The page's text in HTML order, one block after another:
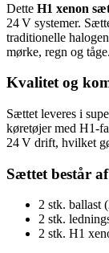
Dette H1 xenon
24 V systemer.
traditionelle
mørke, regn og tåge.
Kvalitet og
Sættet leveres i
køretøjer med
24 V drift, hvilket
Sættet består af
2 stk. ballast
2 stk.
2 stk. H1